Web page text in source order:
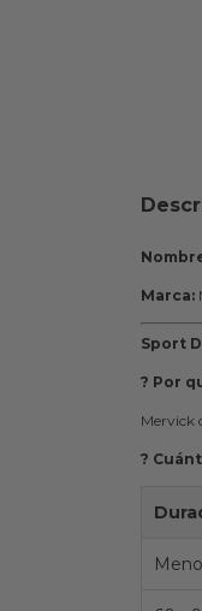
Marca:
Sport
? Por
Mervick
?